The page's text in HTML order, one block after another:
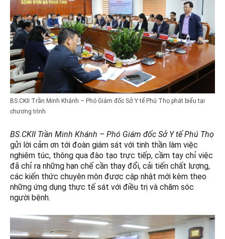
BS.CKII Trần Minh Khánh – Phó Giám đốc Sở Y tế Phú Thọ phát biểu tại
chương trình
BS.CKII Trần Minh Khánh – Phó Giám đốc Sở Y tế Phú Thọ
gửi lời cảm ơn tới đoàn giám sát với tinh thần làm việc
nghiêm túc, thông qua đào tạo trực tiếp, cầm tay chỉ việc
đã chỉ ra những hạn chế cần thay đổi, cải tiến chất lượng,
các kiến thức chuyên môn được cập nhật mới kèm theo
những ứng dụng thực tế sát với điều trị và chăm sóc
người bệnh.